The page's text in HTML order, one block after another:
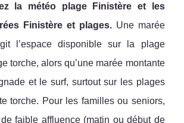
la météo plage Finistère et les
Finistère et plages.Une marée
l’espace disponible sur la plage
torche, alors qu’une marée montante
et le surf, surtout sur les plages
torche. Pour les familles ou seniors,
faible affluence (matin ou début de